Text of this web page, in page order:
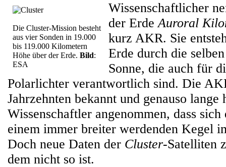
Die Cluster-Mission besteht
aus vier Sonden in 19.000
bis 119.000 Kilometern
Höhe über der Erde. Bild:
ESA
Wissenschaftlicher
der ErdeAuroral
kurz AKR. Sie
Erde durch die
Sonne, die auch für
Polarlichter verantwortlich sind. Die
Jahrzehnten bekannt und genauso lange
Wissenschaftler angenommen, dass
einem immer breiter werdenden Kegel
Doch neue Daten der Cluster-Satelliten
dem nicht so ist.